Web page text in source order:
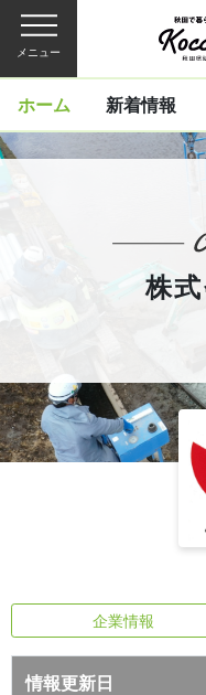
メニュー
ホーム 新着情報
株
企業情報
情報更新日